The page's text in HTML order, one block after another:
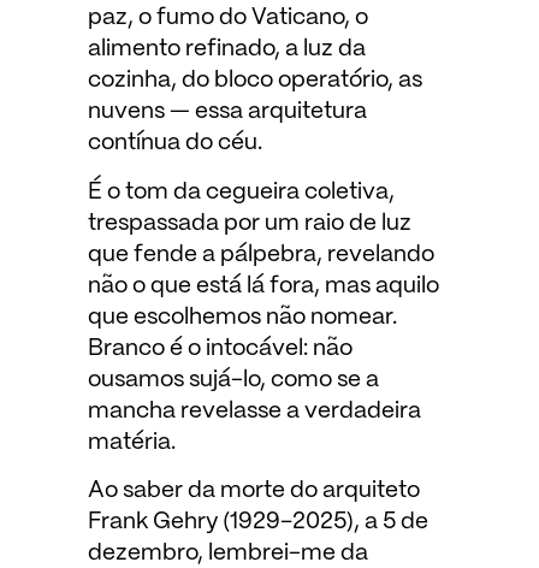
paz, o fumo do Vaticano, o
alimento refinado, a luz da
cozinha, do bloco operatório, as
nuvens — essa arquitetura
contínua do céu.
É o tom da cegueira coletiva,
trespassada por um raio de luz
que fende a pálpebra, revelando
não o que está lá fora, mas aquilo
que escolhemos não nomear.
Branco é o intocável: não
ousamos sujá-lo, como se a
mancha revelasse a verdadeira
matéria.
Ao saber da morte do arquiteto
Frank Gehry (1929–2025), a 5 de
dezembro, lembrei-me da